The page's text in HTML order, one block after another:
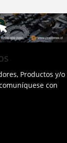
Productos y/o
con